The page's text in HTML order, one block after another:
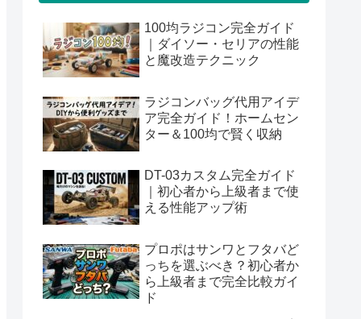
100均ラジコン完全ガイド
｜ダイソー・セリアの性能
と魔改造テクニック
ラジコンバッグ代用アイデ
ア完全ガイド！ホームセン
ター＆100均で賢く収納
DT-03カスタム完全ガイド
｜初心者から上級者まで使
える性能アップ術
プロポはサンワとフタバど
っちを選ぶべき？初心者か
ら上級者まで完全比較ガイ
ド